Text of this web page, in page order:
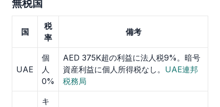
無税国
国
税
率
備考
UAE
個
人
0%
AED 375K超の利益に法人税9%。暗号
資産利益に個人所得税なし。 UAE連邦
税務局
キ